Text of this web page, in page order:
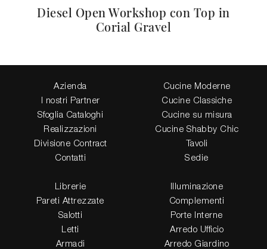
Diesel Open Workshop con Top in
Corial Gravel
Azienda
I nostri Partner
Sfoglia Cataloghi
Realizzazioni
Divisione Contract
Contatti
Cucine Moderne
Cucine Classiche
Cucine su misura
Cucine Shabby Chic
Tavoli
Sedie
Librerie
Pareti Attrezzate
Salotti
Letti
Armadi
Illuminazione
Complementi
Porte Interne
Arredo Ufficio
Arredo Giardino